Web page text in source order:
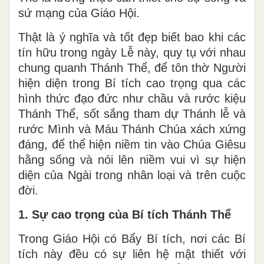
sứ mạng của Giáo Hội.
Thật là ý nghĩa và tốt đẹp biết bao khi các
tín hữu trong ngày Lễ này, quy tụ với nhau
chung quanh Thánh Thể, để tôn thờ Người
hiện diện trong Bí tích cao trọng qua các
hình thức đạo đức như chầu và rước kiệu
Thánh Thể, sốt sắng tham dự Thánh lễ và
rước Mình và Máu Thánh Chúa xách xứng
đáng, để thể hiện niềm tin vào Chúa Giêsu
hằng sống và nói lên niềm vui vì sự hiện
diện của Ngài trong nhân loại và trên cuộc
đời.
1. Sự cao trọng của Bí tích Thánh Thể
Trong Giáo Hội có Bẩy Bí tích, nơi các Bí
tích này đều có sự liên hệ mật thiết với